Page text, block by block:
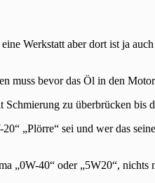
Werkstatt aber dort ist ja
muss bevor das Öl in den
zu überbrücken
„Plörre“ sei und wer das
„0W-40“ oder „5W20“,